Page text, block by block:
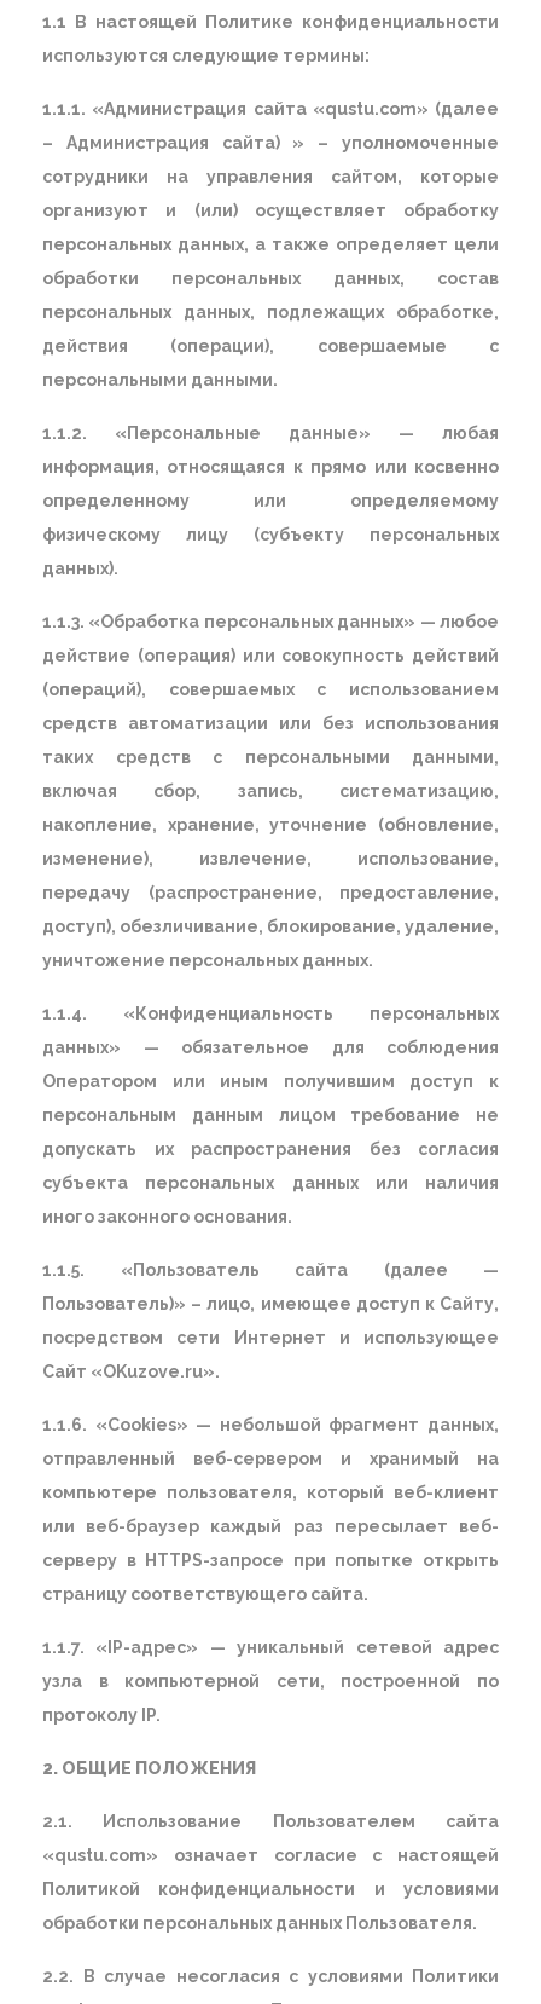
1.1 В настоящей Политике конфиденциальности
используются следующие термины:
1.1.1. «Администрация сайта «qustu.com» (далее
– Администрация сайта) » – уполномоченные
сотрудники на управления сайтом, которые
организуют и (или) осуществляет обработку
персональных данных, а также определяет цели
обработки персональных данных, состав
персональных данных, подлежащих обработке,
действия (операции), совершаемые с
персональными данными.
1.1.2. «Персональные данные» — любая
информация, относящаяся к прямо или косвенно
определенному или определяемому
физическому лицу (субъекту персональных
данных).
1.1.3. «Обработка персональных данных» — любое
действие (операция) или совокупность действий
(операций), совершаемых с использованием
средств автоматизации или без использования
таких средств с персональными данными,
включая сбор, запись, систематизацию,
накопление, хранение, уточнение (обновление,
изменение), извлечение, использование,
передачу (распространение, предоставление,
доступ), обезличивание, блокирование, удаление,
уничтожение персональных данных.
1.1.4. «Конфиденциальность персональных
данных» — обязательное для соблюдения
Оператором или иным получившим доступ к
персональным данным лицом требование не
допускать их распространения без согласия
субъекта персональных данных или наличия
иного законного основания.
1.1.5. «Пользователь сайта (далее —
Пользователь)» – лицо, имеющее доступ к Сайту,
посредством сети Интернет и использующее
Сайт «OKuzove.ru».
1.1.6. «Cookies» — небольшой фрагмент данных,
отправленный веб-сервером и хранимый на
компьютере пользователя, который веб-клиент
или веб-браузер каждый раз пересылает веб-
серверу в HTTPS-запросе при попытке открыть
страницу соответствующего сайта.
1.1.7. «IP-адрес» — уникальный сетевой адрес
узла в компьютерной сети, построенной по
протоколу IP.
2. ОБЩИЕ ПОЛОЖЕНИЯ
2.1. Использование Пользователем сайта
«qustu.com» означает согласие с настоящей
Политикой конфиденциальности и условиями
обработки персональных данных Пользователя.
2.2. В случае несогласия с условиями Политики